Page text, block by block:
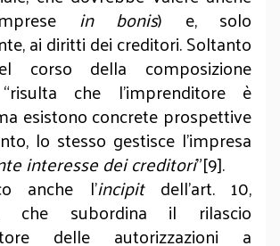
in bonis) e, solo
ai diritti dei creditori. Soltanto
corso della composizione
che l’imprenditore è
esistono concrete prospettive
lo stesso gestisce l’impresa
interesse dei creditori”[9].
anche l’incipitdell’art. 10,
che subordina il rilascio
delle autorizzazioni a